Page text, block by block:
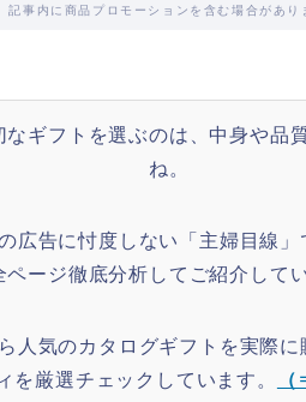
記事内に商品プロモーションを含む場合があり
ギフトを選ぶのは、中身や品
ね。
広告に忖度しない「主婦目線
ページ徹底分析してご紹介して
人気のカタログギフトを実際
を厳選チェックしています。